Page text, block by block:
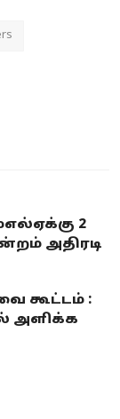
2
அதிரடி
கூட்டம் :
அளிக்க